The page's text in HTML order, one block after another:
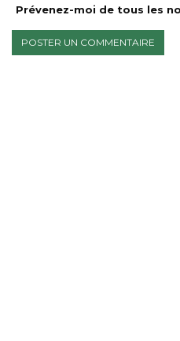
Prévenez-moi de tous les